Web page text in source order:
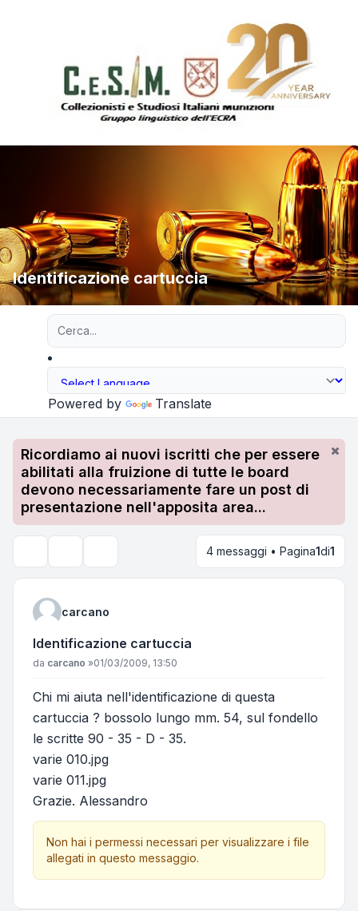
Identificazione cartuccia
Powered by Translate
Ricordiamo ai nuovi iscritti che per essere
abilitati alla fruizione di tutte le board
devono necessariamente fare un post di
presentazione nell'apposita area...
4 messaggi • Pagina1di1
carcano
Identificazione cartuccia
Messaggio
da carcano »01/03/2009, 13:50
Chi mi aiuta nell'identificazione di questa
cartuccia ? bossolo lungo mm. 54, sul fondello
le scritte 90 - 35 - D - 35.
varie 010.jpg
varie 011.jpg
Grazie. Alessandro
Non hai i permessi necessari per visualizzare i file
allegati in questo messaggio.